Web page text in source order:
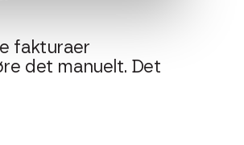
fakturaer
det manuelt. Det